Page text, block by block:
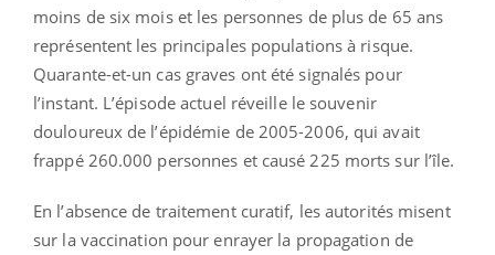
moins de six mois et les personnes de plus de 65 ans
représentent les principales populations à risque.
Quarante-et-un cas graves ont été signalés pour
l’instant. L’épisode actuel réveille le souvenir
douloureux de l’épidémie de 2005-2006, qui avait
frappé 260.000 personnes et causé 225 morts sur l’île.
En l’absence de traitement curatif, les autorités misent
sur la vaccination pour enrayer la propagation de